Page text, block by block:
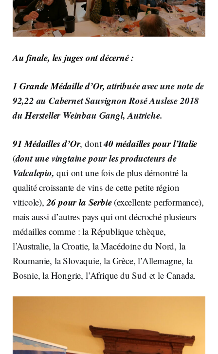
Au finale, les juges ont décerné :
1 Grande Médaille d’Or, attribuée avec une note de
92,22 au Cabernet Sauvignon Rosé Auslese 2018
du Hersteller Weinbau Gangl, Autriche.
91 Médailles d’Or, dont40 médailles pour l’Italie
(dont une vingtaine pour les producteurs de
Valcalepio,qui ont une fois de plus démontré la
qualité croissante de vins de cette petite région
viticole), 26 pour la Serbie (excellente performance),
mais aussi d’autres pays qui ont décroché plusieurs
médailles comme : la République tchèque,
l’Australie, la Croatie, la Macédoine du Nord, la
Roumanie, la Slovaquie, la Grèce, l’Allemagne, la
Bosnie, la Hongrie, l’Afrique du Sud et le Canada.